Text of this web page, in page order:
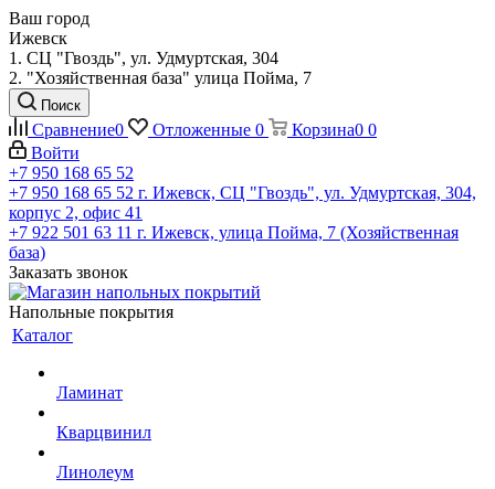
Ваш город
Ижевск
1. СЦ "Гвоздь", ул. Удмуртская, 304
2. "Хозяйственная база" улица Пойма, 7
Поиск
Сравнение0 Отложенные 0 Корзина0 0
Войти
+7 950 168 65 52
+7 950 168 65 52 г. Ижевск, СЦ "Гвоздь", ул. Удмуртская, 304,
корпус 2, офис 41
+7 922 501 63 11 г. Ижевск, улица Пойма, 7 (Хозяйственная
база)
Заказать звонок
Напольные покрытия
Каталог
Ламинат
Кварцвинил
Линолеум